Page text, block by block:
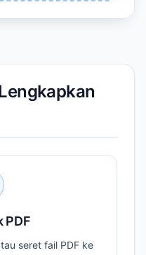
PDF
seret fail PDF ke